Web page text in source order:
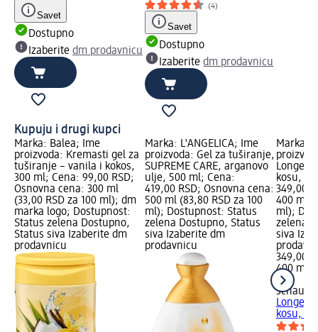
Savet
Dostupno
Izaberite dm prodavnicu
(4)
Savet
Dostupno
Izaberitedm prodavnicu
Kupuju i drugi kupci
Marka: Balea; Ime
proizvoda: Kremasti gel za
tuširanje – vanila i kokos,
300 ml; Cena: 99,00 RSD;
Osnovna cena: 300 ml
(33,00 RSD za 100 ml); dm
marka logo; Dostupnost:
Status zelena Dostupno,
Status siva Izaberite dm
prodavnicu
Marka: L'ANGELICA; Ime
proizvoda: Gel za tuširanje,
SUPREME CARE, arganovo
ulje, 500 ml; Cena:
419,00 RSD; Osnovna cena:
500 ml (83,80 RSD za 100
ml); Dostupnost: Status
zelena Dostupno, Status
siva Izaberite dm
prodavnicu
Marka:
Longer
kosu,
349,00
400 ml
ml);
zelena
siva
349,00
400 ml
ml)
Longer
kosu,